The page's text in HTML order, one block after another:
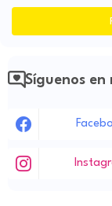
Síguenos en